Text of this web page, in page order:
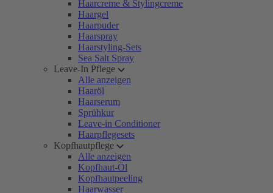
Haarcreme & Stylingcreme
Haargel
Haarpuder
Haarspray
Haarstyling-Sets
Sea Salt Spray
Leave-In Pflege
Alle anzeigen
Haaröl
Haarserum
Sprühkur
Leave-in Conditioner
Haarpflegesets
Kopfhautpflege
Alle anzeigen
Kopfhaut-Öl
Kopfhautpeeling
Haarwasser